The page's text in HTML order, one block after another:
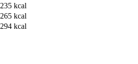
235 kcal
265 kcal
294 kcal